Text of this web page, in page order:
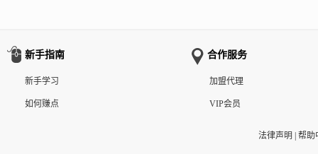
新手指南
新手学习
如何赚点
合作服务
加盟代理
VIP会员
法律声明 帮助